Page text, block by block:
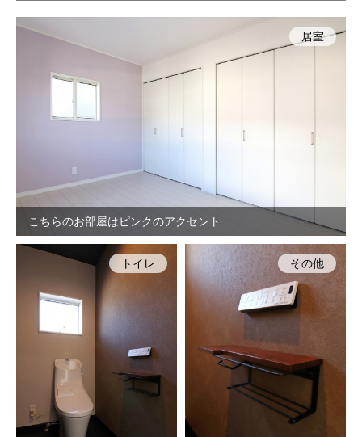
こちらのお部屋はピンクのアクセント
居室
トイレ その他